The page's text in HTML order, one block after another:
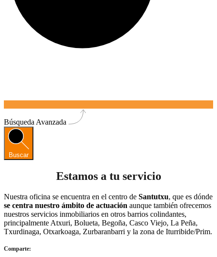
Búsqueda Avanzada
Buscar
Estamos a tu servicio
Nuestra oficina se encuentra en el centro de Santutxu, que es dónde
se centra nuestro ámbito de actuación aunque también ofrecemos
nuestros servicios inmobiliarios en otros barrios colindantes,
principalmente Atxuri, Bolueta, Begoña, Casco Viejo, La Peña,
Txurdinaga, Otxarkoaga, Zurbaranbarri y la zona de Iturribide/Prim.
Comparte: